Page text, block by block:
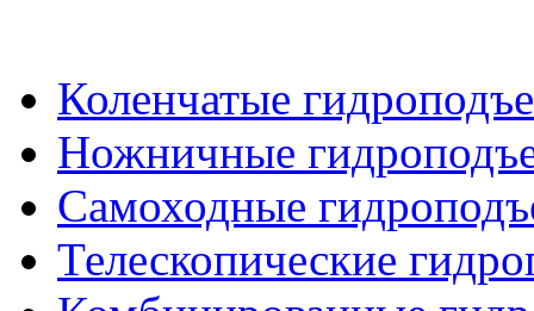
Коленчатые
Ножничные
Самоходные
Телескопические